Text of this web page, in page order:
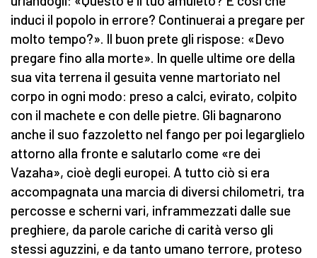
induci il popolo in errore? Continuerai a pregare per
molto tempo?». Il buon prete gli rispose: «Devo
pregare fino alla morte». In quelle ultime ore della
sua vita terrena il gesuita venne martoriato nel
corpo in ogni modo: preso a calci, evirato, colpito
con il machete e con delle pietre. Gli bagnarono
anche il suo fazzoletto nel fango per poi legarglielo
attorno alla fronte e salutarlo come «re dei
Vazaha», cioè degli europei. A tutto ciò si era
accompagnata una marcia di diversi chilometri, tra
percosse e scherni vari, inframmezzati dalle sue
preghiere, da parole cariche di carità verso gli
stessi aguzzini, e da tanto umano terrore, proteso